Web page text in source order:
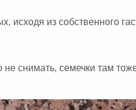
из собственного
снимать, семечки там